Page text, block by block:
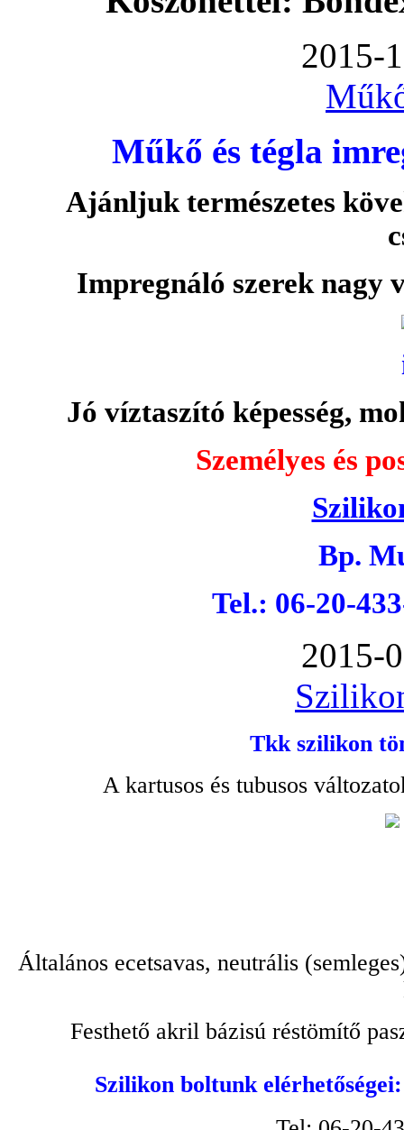
2015-
Műkő és tégla
Ajánljuk természetes
Impregnáló szerek
Jó víztaszító képesség,
Személyes és
Bp.
Tel.: 06-20-
2015-
Tkk szilikon
A kartusos és tubusos
Általános ecetsavas, neutrális
Festhető akril bázisú réstömítő
Szilikon boltunk